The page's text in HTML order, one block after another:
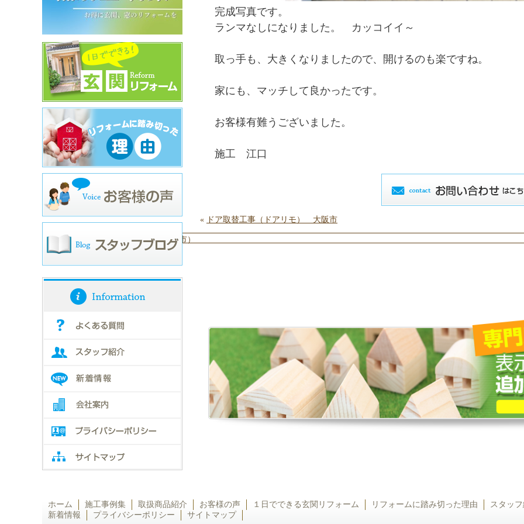
完成写真です。
ランマなしになりました。 カッコイイ～
取っ手も、大きくなりましたので、開けるのも楽ですね。
家にも、マッチして良かったです。
お客様有難うございました。
施工 江口
« ドア取替工事（ドアリモ） 大阪市
リシェント取付工事（和歌山県岩出
ホーム 施工事例集 取扱商品紹介 お客様の声 １日でできる玄関リフォーム リフォームに踏み切った理由 スタッ
新着情報
プライバシーポリシー サイトマップ